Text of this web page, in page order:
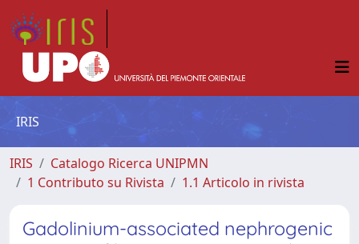
IRIS
IRIS
Catalogo Ricerca UNIPMN
1 Contributo su Rivista
1.1 Articolo in rivista
Gadolinium-associated nephrogenic